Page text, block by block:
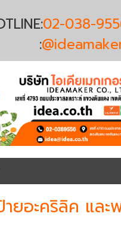
02-038-
:
ยอะคริลิค และ